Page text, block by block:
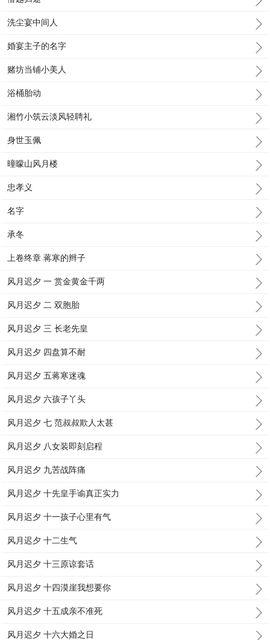
洗尘宴中间人
婚宴主子的名字
赌坊当铺小美人
浴桶胎动
湘竹小筑云淡风轻聘礼
身世玉佩
曈曚山风月楼
忠孝义
名字
承冬
上卷终章 蒋寒的辫子
风月迟夕 一 赏金黄金千两
风月迟夕 二 双胞胎
风月迟夕 三 长老先皇
风月迟夕 四盘算不耐
风月迟夕 五蒋寒迷魂
风月迟夕 六孩子丫头
风月迟夕 七 范叔叔欺人太甚
风月迟夕 八女装即刻启程
风月迟夕 九苦战阵痛
风月迟夕 十先皇手谕真正实力
风月迟夕 十一孩子心里有气
风月迟夕 十二生气
风月迟夕 十三原谅套话
风月迟夕 十四漠崖我想要你
风月迟夕 十五成亲不准死
风月迟夕 十六大婚之日